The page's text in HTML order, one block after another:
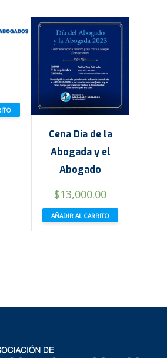
Cena Día de la
Abogada y el
Abogado
$13,000.00
AÑADIR AL CARRITO